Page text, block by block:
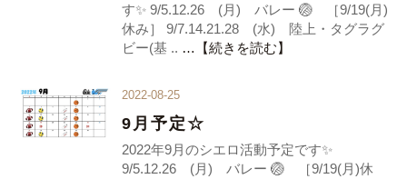
す✨ 9/5.12.26 (月) バレー 🏐 ［9/19(月)
休み］ 9/7.14.21.28 (水) 陸上・タグラグ
ビー(基 .. …【続きを読む】
2022-08-25
9月予定☆
2022年9月のシエロ活動予定です✨
9/5.12.26 (月) バレー 🏐 ［9/19(月)休